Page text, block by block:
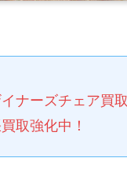
ナーズチェア買
取強化中！